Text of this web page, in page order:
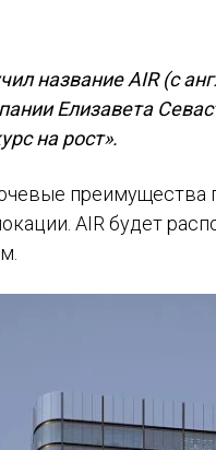
название AIR (с
Елизавета
на рост».
преимущества
AIR будет